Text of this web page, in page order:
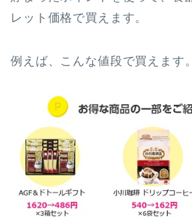
レット価格で買えます。
例えば、こんな値段で買えます。